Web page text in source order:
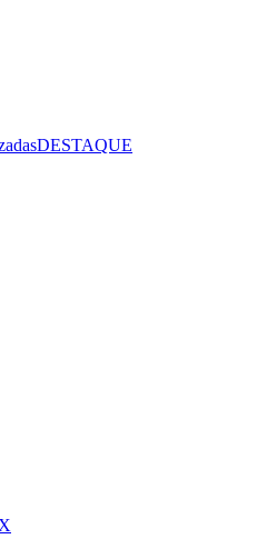
DESTAQUE